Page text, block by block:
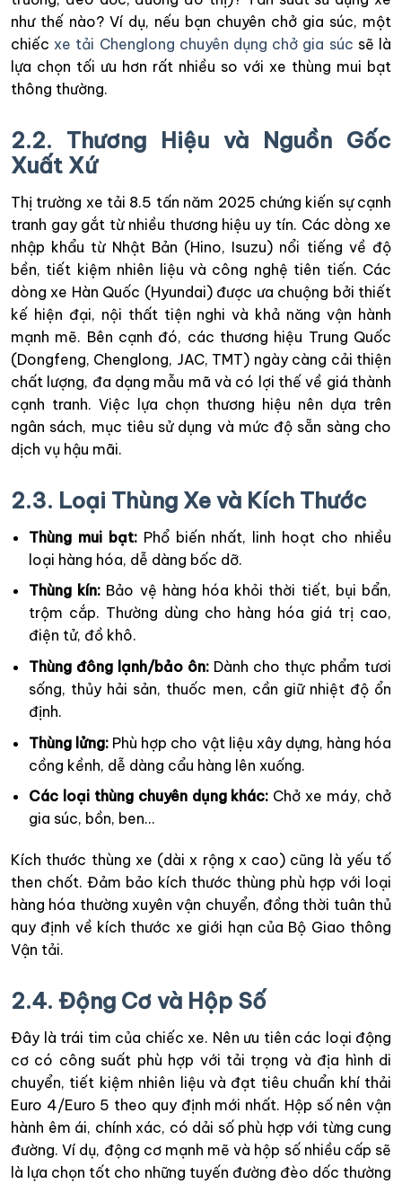
như thế nào? Ví dụ, nếu bạn chuyên chở gia súc, một
chiếc xe tải Chenglong chuyên dụng chở gia súc sẽ là
lựa chọn tối ưu hơn rất nhiều so với xe thùng mui bạt
thông thường.
2.2. Thương Hiệu và Nguồn Gốc
Xuất Xứ
Thị trường xe tải 8.5 tấn năm 2025 chứng kiến sự cạnh
tranh gay gắt từ nhiều thương hiệu uy tín. Các dòng xe
nhập khẩu từ Nhật Bản (Hino, Isuzu) nổi tiếng về độ
bền, tiết kiệm nhiên liệu và công nghệ tiên tiến. Các
dòng xe Hàn Quốc (Hyundai) được ưa chuộng bởi thiết
kế hiện đại, nội thất tiện nghi và khả năng vận hành
mạnh mẽ. Bên cạnh đó, các thương hiệu Trung Quốc
(Dongfeng, Chenglong, JAC, TMT) ngày càng cải thiện
chất lượng, đa dạng mẫu mã và có lợi thế về giá thành
cạnh tranh. Việc lựa chọn thương hiệu nên dựa trên
ngân sách, mục tiêu sử dụng và mức độ sẵn sàng cho
dịch vụ hậu mãi.
2.3. Loại Thùng Xe và Kích Thước
Thùng mui bạt:Phổ biến nhất, linh hoạt cho nhiều
loại hàng hóa, dễ dàng bốc dỡ.
Thùng kín: Bảo vệ hàng hóa khỏi thời tiết, bụi bẩn,
trộm cắp. Thường dùng cho hàng hóa giá trị cao,
điện tử, đồ khô.
Thùng đông lạnh/bảo ôn: Dành cho thực phẩm tươi
sống, thủy hải sản, thuốc men, cần giữ nhiệt độ ổn
định.
Thùng lửng: Phù hợp cho vật liệu xây dựng, hàng hóa
cồng kềnh, dễ dàng cẩu hàng lên xuống.
Các loại thùng chuyên dụng khác: Chở xe máy, chở
gia súc, bồn, ben…
Kích thước thùng xe (dài x rộng x cao) cũng là yếu tố
then chốt. Đảm bảo kích thước thùng phù hợp với loại
hàng hóa thường xuyên vận chuyển, đồng thời tuân thủ
quy định về kích thước xe giới hạn của Bộ Giao thông
Vận tải.
2.4. Động Cơ và Hộp Số
Đây là trái tim của chiếc xe. Nên ưu tiên các loại động
cơ có công suất phù hợp với tải trọng và địa hình di
chuyển, tiết kiệm nhiên liệu và đạt tiêu chuẩn khí thải
Euro 4/Euro 5 theo quy định mới nhất. Hộp số nên vận
hành êm ái, chính xác, có dải số phù hợp với từng cung
đường. Ví dụ, động cơ mạnh mẽ và hộp số nhiều cấp sẽ
là lựa chọn tốt cho những tuyến đường đèo dốc thường